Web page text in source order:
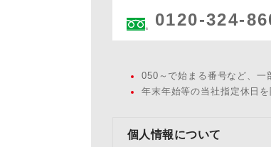
0120-324-
050～で始まる番号など、一
年末年始等の当社指定休日を
個人情報について